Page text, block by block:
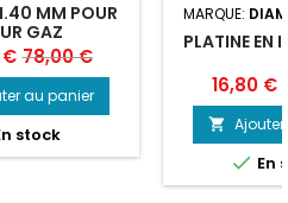
MM POUR
GAZ
€ Prix
base
78,00 €
au panier
stock
MARQUE:
PLATINE EN
Prix
16,80 €

 En